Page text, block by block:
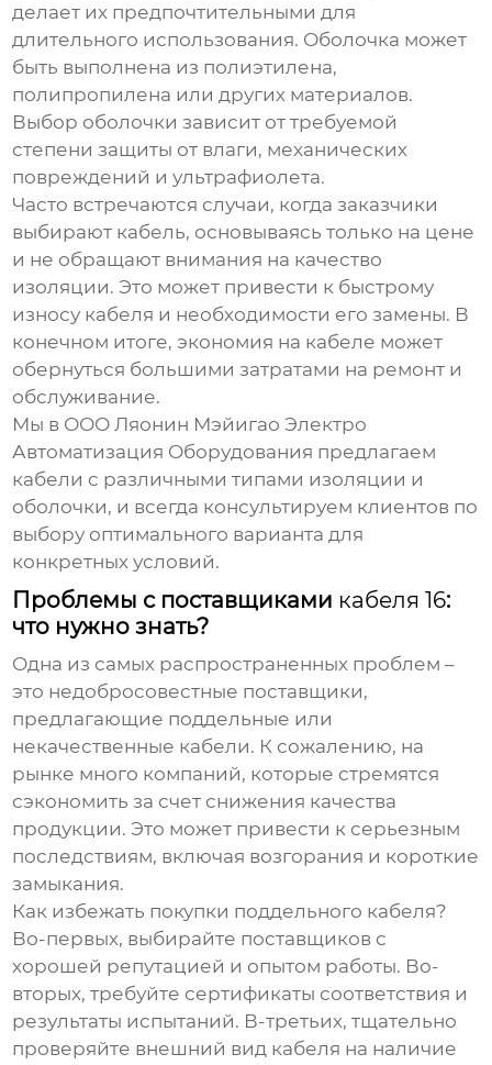
делает их предпочтительными для
длительного использования. Оболочка может
быть выполнена из полиэтилена,
полипропилена или других материалов.
Выбор оболочки зависит от требуемой
степени защиты от влаги, механических
повреждений и ультрафиолета.
Часто встречаются случаи, когда заказчики
выбирают кабель, основываясь только на цене
и не обращают внимания на качество
изоляции. Это может привести к быстрому
износу кабеля и необходимости его замены. В
конечном итоге, экономия на кабеле может
обернуться большими затратами на ремонт и
обслуживание.
Мы в ООО Ляонин Мэйигао Электро
Автоматизация Оборудования предлагаем
кабели с различными типами изоляции и
оболочки, и всегда консультируем клиентов по
выбору оптимального варианта для
конкретных условий.
Проблемы с поставщиками кабеля 16:
что нужно знать?
Одна из самых распространенных проблем –
это недобросовестные поставщики,
предлагающие поддельные или
некачественные кабели. К сожалению, на
рынке много компаний, которые стремятся
сэкономить за счет снижения качества
продукции. Это может привести к серьезным
последствиям, включая возгорания и короткие
замыкания.
Как избежать покупки поддельного кабеля?
Во-первых, выбирайте поставщиков с
хорошей репутацией и опытом работы. Во-
вторых, требуйте сертификаты соответствия и
результаты испытаний. В-третьих, тщательно
проверяйте внешний вид кабеля на наличие